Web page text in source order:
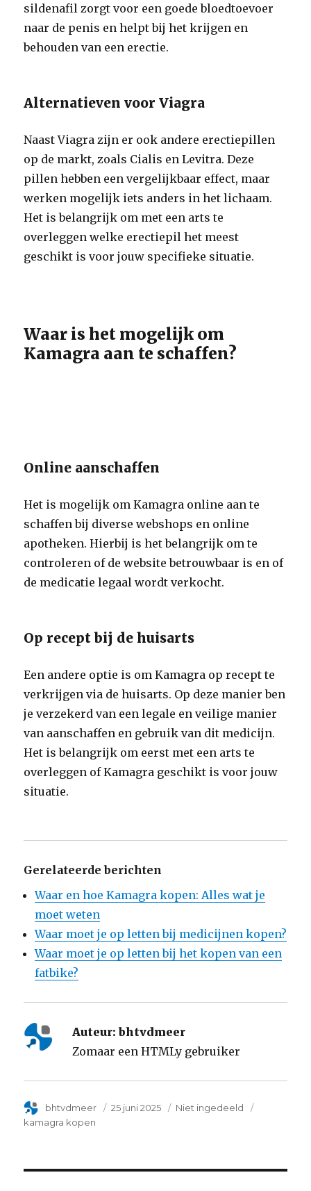
sildenafil zorgt voor een goede bloedtoevoer
naar de penis en helpt bij het krijgen en
behouden van een erectie.
Alternatieven voor Viagra
Naast Viagra zijn er ook andere erectiepillen
op de markt, zoals Cialis en Levitra. Deze
pillen hebben een vergelijkbaar effect, maar
werken mogelijk iets anders in het lichaam.
Het is belangrijk om met een arts te
overleggen welke erectiepil het meest
geschikt is voor jouw specifieke situatie.
Waar is het mogelijk om
Kamagra aan te schaffen?
Online aanschaffen
Het is mogelijk om Kamagra online aan te
schaffen bij diverse webshops en online
apotheken. Hierbij is het belangrijk om te
controleren of de website betrouwbaar is en of
de medicatie legaal wordt verkocht.
Op recept bij de huisarts
Een andere optie is om Kamagra op recept te
verkrijgen via de huisarts. Op deze manier ben
je verzekerd van een legale en veilige manier
van aanschaffen en gebruik van dit medicijn.
Het is belangrijk om eerst met een arts te
overleggen of Kamagra geschikt is voor jouw
situatie.
Gerelateerde berichten
Waar en hoe Kamagra kopen: Alles wat je
moet weten
Waar moet je op letten bij medicijnen kopen?
Waar moet je op letten bij het kopen van een
fatbike?
Auteur: bhtvdmeer
Zomaar een HTMLy gebruiker
Author
bhtvdmeer
Posted
25 juni 2025 Categorie
Niet ingedeeld
kamagra kopen